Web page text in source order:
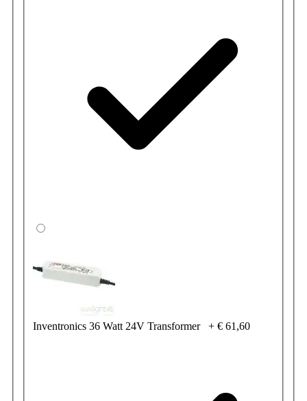
Inventronics 36 Watt 24V Transformer + € 61,60